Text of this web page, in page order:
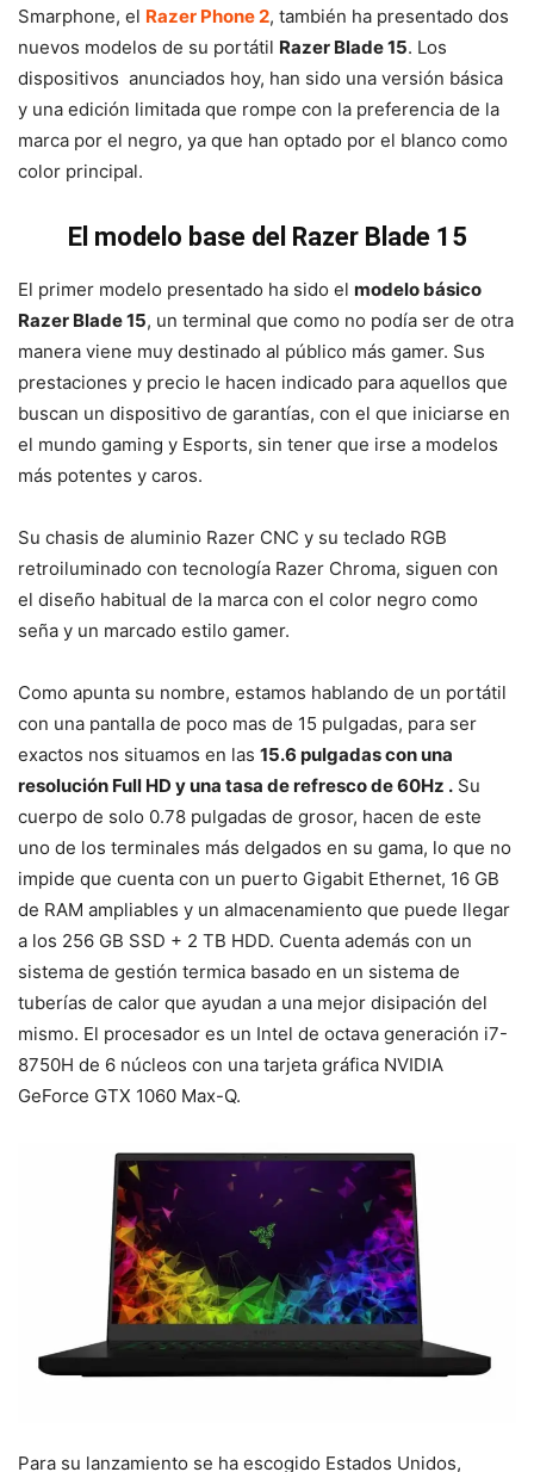
Smarphone, el Razer Phone 2, también ha presentado dos
nuevos modelos de su portátil Razer Blade 15. Los
dispositivos anunciados hoy, han sido una versión básica
y una edición limitada que rompe con la preferencia de la
marca por el negro, ya que han optado por el blanco como
color principal.
El modelo base del Razer Blade 15
El primer modelo presentado ha sido el modelo básico
Razer Blade 15, un terminal que como no podía ser de otra
manera viene muy destinado al público más gamer. Sus
prestaciones y precio le hacen indicado para aquellos que
buscan un dispositivo de garantías, con el que iniciarse en
el mundo gaming y Esports, sin tener que irse a modelos
más potentes y caros.
Su chasis de aluminio Razer CNC y su teclado RGB
retroiluminado con tecnología Razer Chroma, siguen con
el diseño habitual de la marca con el color negro como
seña y un marcado estilo gamer.
Como apunta su nombre, estamos hablando de un portátil
con una pantalla de poco mas de 15 pulgadas, para ser
exactos nos situamos en las 15.6 pulgadas con una
resolución Full HD y una tasa de refresco de 60Hz . Su
cuerpo de solo 0.78 pulgadas de grosor, hacen de este
uno de los terminales más delgados en su gama, lo que no
impide que cuenta con un puerto Gigabit Ethernet, 16 GB
de RAM ampliables y un almacenamiento que puede llegar
a los 256 GB SSD + 2 TB HDD. Cuenta además con un
sistema de gestión termica basado en un sistema de
tuberías de calor que ayudan a una mejor disipación del
mismo. El procesador es un Intel de octava generación i7-
8750H de 6 núcleos con una tarjeta gráfica NVIDIA
GeForce GTX 1060 Max-Q.
Para su lanzamiento se ha escogido Estados Unidos,